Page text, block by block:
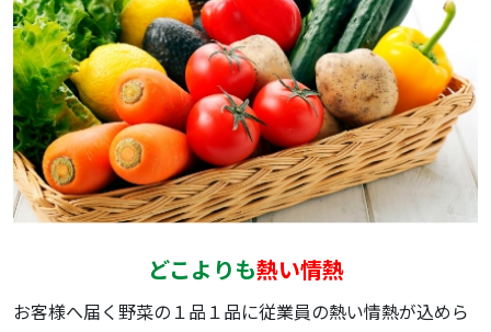
どこよりも熱い情熱
お客様へ届く野菜の１品１品に従業員の熱い情熱が込めら